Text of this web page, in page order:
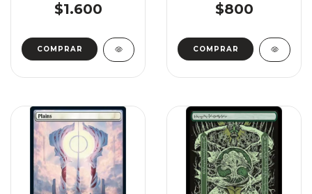
$1.600
COMPRAR
$800
COMPRAR